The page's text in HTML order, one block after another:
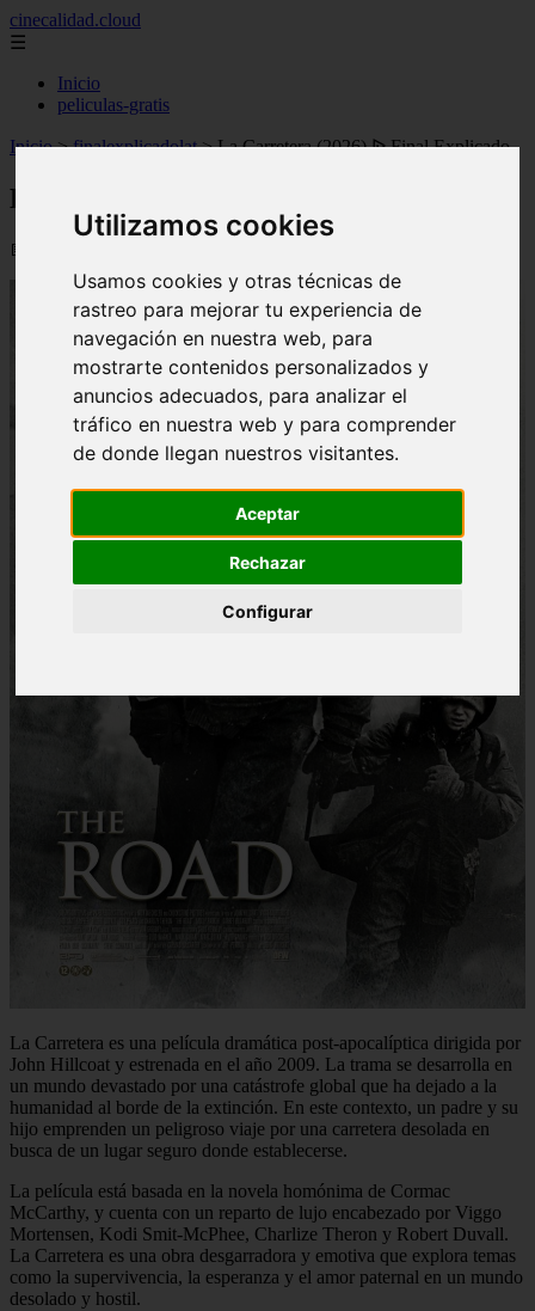
Utilizamos cookies
Usamos cookies y otras técnicas de
rastreo para mejorar tu experiencia de
navegación en nuestra web, para
mostrarte contenidos personalizados y
anuncios adecuados, para analizar el
tráfico en nuestra web y para comprender
de donde llegan nuestros visitantes.
Aceptar
Rechazar
Configurar
cinecalidad.cloud
☰
Inicio
peliculas-gratis
Inicio > finalexplicadolat >La Carretera (2026) ᐉ Final Explicado
La Carretera (2026) ᐉ Final Explicado
📅 13/02/2026
La Carretera es una película dramática post-apocalíptica dirigida por
John Hillcoat y estrenada en el año 2009. La trama se desarrolla en
un mundo devastado por una catástrofe global que ha dejado a la
humanidad al borde de la extinción. En este contexto, un padre y su
hijo emprenden un peligroso viaje por una carretera desolada en
busca de un lugar seguro donde establecerse.
La película está basada en la novela homónima de Cormac
McCarthy, y cuenta con un reparto de lujo encabezado por Viggo
Mortensen, Kodi Smit-McPhee, Charlize Theron y Robert Duvall.
La Carretera es una obra desgarradora y emotiva que explora temas
como la supervivencia, la esperanza y el amor paternal en un mundo
desolado y hostil.